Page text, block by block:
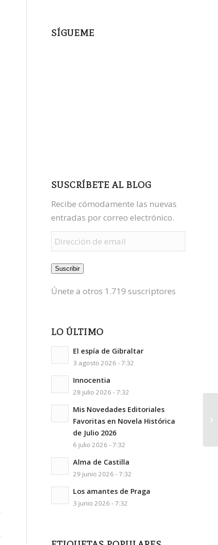
SÍGUEME
SUSCRÍBETE AL BLOG
Recibe cómodamente las nuevas
entradas por correo electrónico.
Dirección
de
email
Suscribir
Únete a otros 1.719 suscriptores
LO ÚLTIMO
El espía de Gibraltar
3 agosto 2026 - 7:32
Innocentia
28 julio 2026 - 7:32
Mis Novedades Editoriales
Favoritas en Novela Histórica
de Julio 2026
6 julio 2026 - 7:32
Alma de Castilla
29 junio 2026 - 7:32
Los amantes de Praga
3 junio 2026 - 7:32